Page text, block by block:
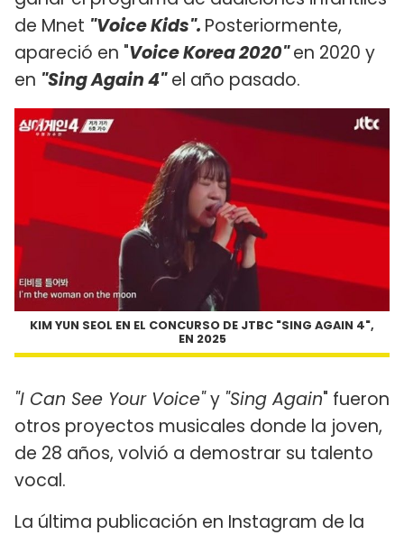
de Mnet "Voice Kids". Posteriormente,
apareció en "Voice Korea 2020"en 2020 y
en "Sing Again 4"el año pasado.
KIM YUN SEOL EN EL CONCURSO DE JTBC "SING AGAIN 4",
EN 2025
"I Can See Your Voice"y "Sing Again" fueron
otros proyectos musicales donde la joven,
de 28 años, volvió a demostrar su talento
vocal.
La última publicación en Instagram de la